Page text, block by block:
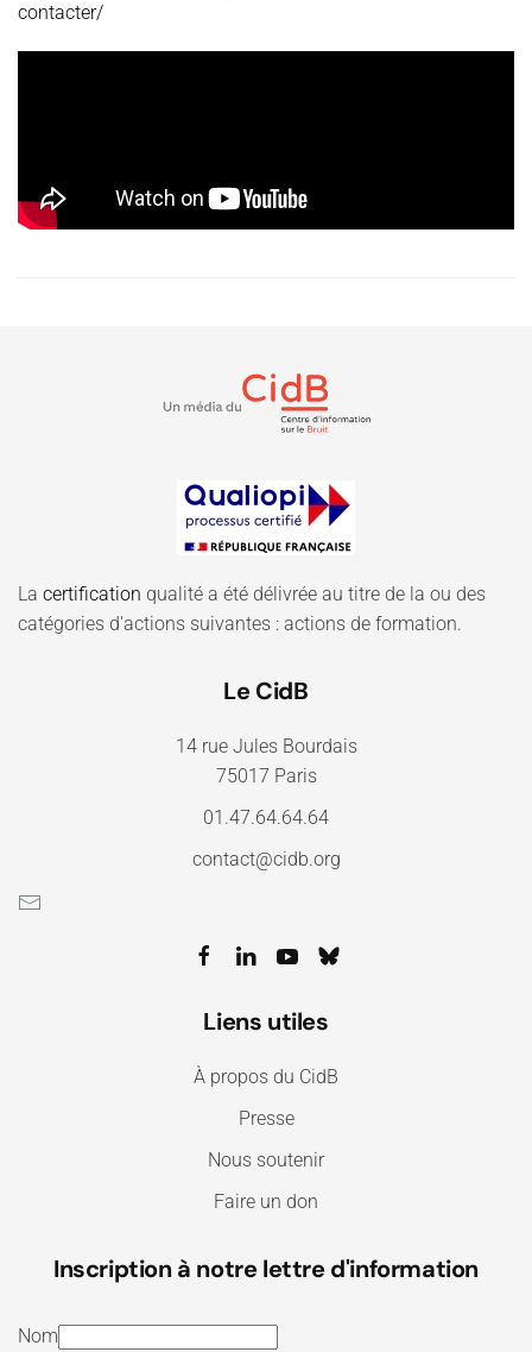
contacter/
La certification qualité a été délivrée au titre de la ou des
catégories d'actions suivantes : actions de formation.
Le CidB
14 rue Jules Bourdais
75017 Paris
01.47.64.64.64
contact@cidb.org
Liens utiles
À propos du CidB
Presse
Nous soutenir
Faire un don
Inscription à notre lettre d'information
Nom